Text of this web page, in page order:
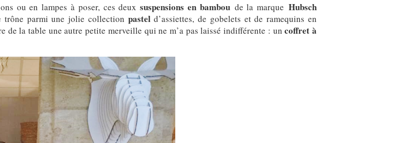
ou en lampes à poser, ces deux suspensions en bamboude la marqueHubsch
parmi une jolie collection pasteld’assiettes, de gobelets et de ramequins en
de la table une autre petite merveille qui ne m’a pas laissé indifférente : uncoffret à